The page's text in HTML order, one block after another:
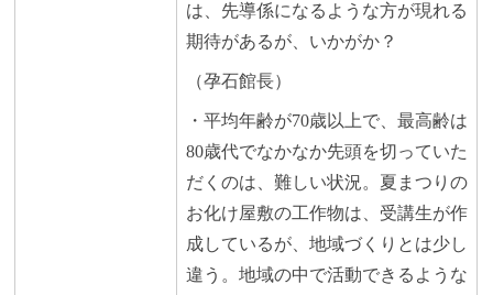
は、先導係になるような方が現れる
期待があるが、いかがか？
（孕石館長）
・平均年齢が70歳以上で、最高齢は
80歳代でなかなか先頭を切っていた
だくのは、難しい状況。夏まつりの
お化け屋敷の工作物は、受講生が作
成しているが、地域づくりとは少し
違う。地域の中で活動できるような